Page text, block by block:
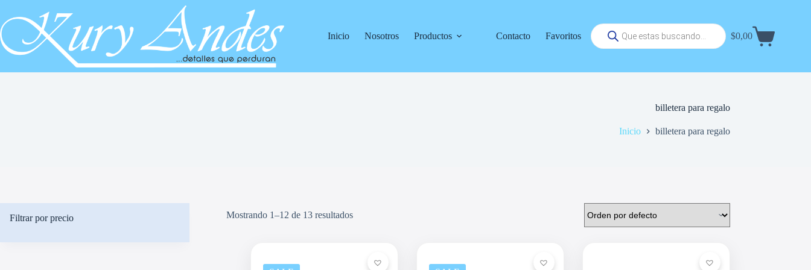
contenido
Inicio Nosotros Productos Contacto Favoritos
Búsqueda
de
productos
Carrito
$0,00
billetera para regalo
Inicio billetera para regalo
Mostrando 1–12 de 13 resultados
Filtrar por precio